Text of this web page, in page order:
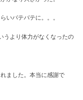
いバテバテに。。。
うより体力がなくなったの
ました。本当に感謝で